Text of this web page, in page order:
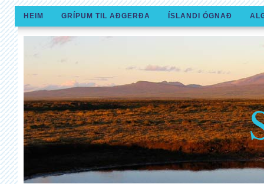
HEIM GRÍPUM TIL AÐGERÐA ÍSLANDI ÓGNAÐ